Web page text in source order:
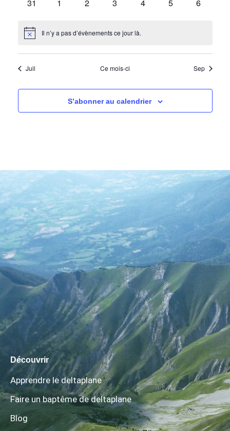
31 1 2 3 4 5 6
Notice Il n’y a pas d’évènements ce jour là.
Juil Ce mois-ci Sep
S’abonner au calendrier
Découvrir
Apprendre le deltaplane
Faire un baptême de deltaplane
Blog